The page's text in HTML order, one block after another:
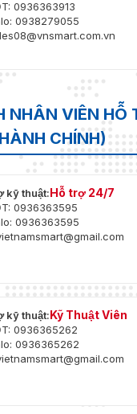
0936363913
0938279055
NHÂN VIÊN HỖ
CHÍNH)
kỹ thuật:Hỗ trợ 24/7
0936363595
0936363595
kỹ thuật:Kỹ Thuật Viên
0936365262
0936365262